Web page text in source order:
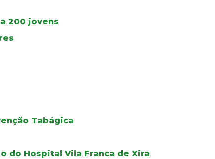
200 jovens
Tabágica
do Hospital Vila Franca de Xira